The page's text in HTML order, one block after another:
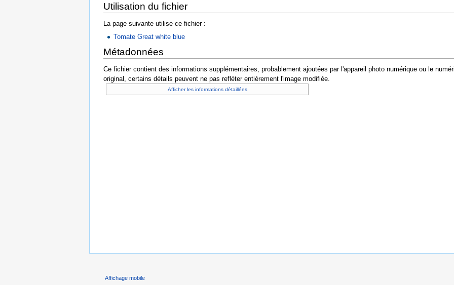
Utilisation du fichier
La page suivante utilise ce fichier :
Tomate Great white blue
Métadonnées
Ce fichier contient des informations supplémentaires, probablement ajoutées par l'appareil photo numérique ou le
original, certains détails peuvent ne pas refléter entièrement l'image modifiée.
Afficher les informations détaillées
Affichage mobile